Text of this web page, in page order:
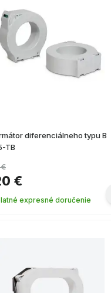
diferenciálneho typu B
TB
€
expresné doručenie